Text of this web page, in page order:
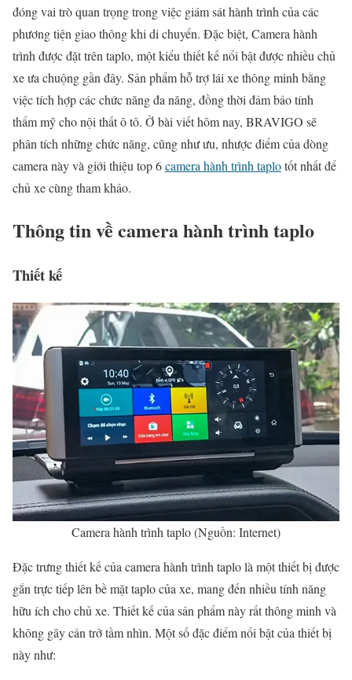
đóng vai trò quan trọng trong việc giám sát hành trình của các
phương tiện giao thông khi di chuyển. Đặc biệt, Camera hành
trình được đặt trên taplo, một kiểu thiết kế nổi bật được nhiều chủ
xe ưa chuộng gần đây. Sản phẩm hỗ trợ lái xe thông minh bằng
việc tích hợp các chức năng đa năng, đồng thời đảm bảo tính
thẩm mỹ cho nội thất ô tô. Ở bài viết hôm nay, BRAVIGO sẽ
phân tích những chức năng, cũng như ưu, nhược điểm của dòng
camera này và giới thiệu top 6camera hành trình taplotốt nhất để
chủ xe cùng tham khảo.
Thông tin về camera hành trình taplo
Thiết kế
Camera hành trình taplo (Nguồn: Internet)
Đặc trưng thiết kế của camera hành trình taplo là một thiết bị được
gắn trực tiếp lên bề mặt taplo của xe, mang đến nhiều tính năng
hữu ích cho chủ xe. Thiết kế của sản phẩm này rất thông minh và
không gây cản trở tầm nhìn. Một số đặc điểm nổi bật của thiết bị
này như: